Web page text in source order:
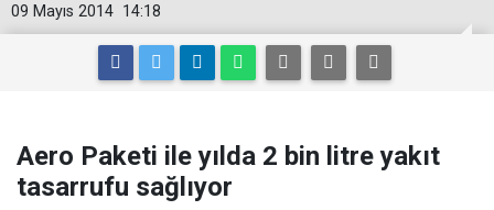
14:18
09 Mayıs 2014
Aero Paketi ile yılda 2 bin litre yakıt
tasarrufu sağlıyor